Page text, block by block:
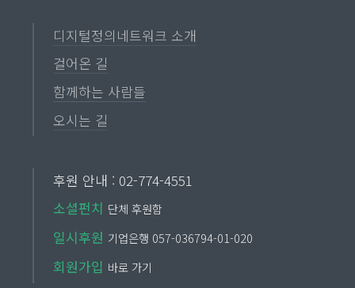
디지털정의네트워크 소개
걸어온 길
함께하는 사람들
오시는 길
후원 안내 : 02-774-4551
소셜펀치 단체 후원함
일시후원 기업은행 057-036794-01-020
회원가입 바로 가기